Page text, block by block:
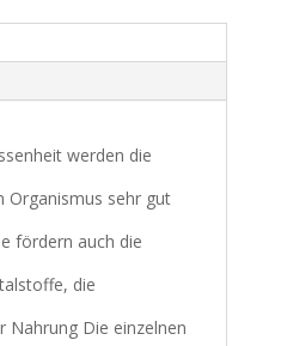
werden die
Organismus sehr gut
fördern auch die
die
Nahrung Die einzelnen